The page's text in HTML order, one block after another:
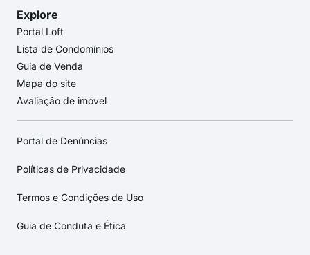
Explore
Portal Loft
Lista de Condomínios
Guia de Venda
Mapa do site
Avaliação de imóvel
Portal de Denúncias
Políticas de Privacidade
Termos e Condições de Uso
Guia de Conduta e Ética